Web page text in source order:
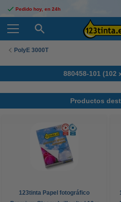
Pedido hoy, en 24h
PolyE 3000T
880458-101 (102
Productos
123tinta Papel fotográfico